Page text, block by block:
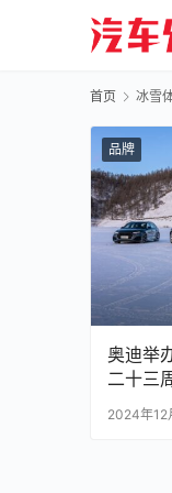
首页 冰雪
品牌
奥迪举
二十三
2024年12